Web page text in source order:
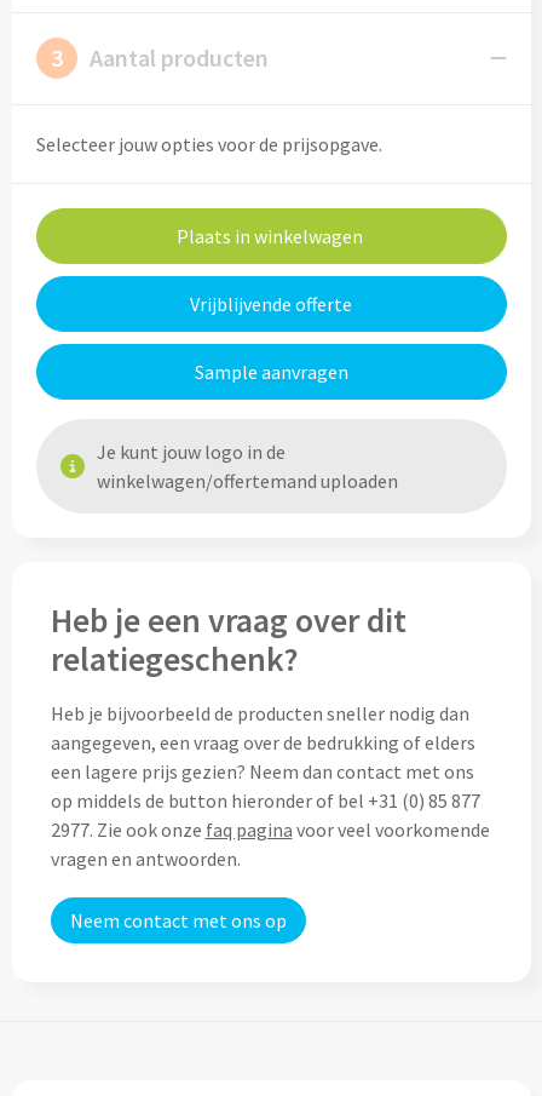
Heupflesjes bedrukken
Proteine shakers bedrukken
Rietjes bedrukken
Alle drinkwaren
Custom made IZY Bottles
Lunchboxen bedrukken
Lunchbekers bedrukken
Voedselcontainers bedrukken
Saladeboxen bedrukken
Snoep
Pepermunt bedrukken
3 Aantal producten
Selecteer jouw opties voor de prijsopgave.
Plaats in winkelwagen
Vrijblijvende offerte
Sample aanvragen
Je kunt jouw logo in de
winkelwagen/offertemand uploaden
Heb je een vraag over dit
relatiegeschenk?
Heb je bijvoorbeeld de producten sneller nodig dan
aangegeven, een vraag over de bedrukking of elders
een lagere prijs gezien? Neem dan contact met ons
op middels de button hieronder of bel +31 (0) 85 877
2977. Zie ook onze faq pagina voor veel voorkomende
vragen en antwoorden.
Neem contact met ons op